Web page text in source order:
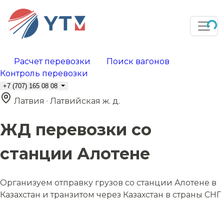
Расчет перевозки
Поиск вагонов
Контроль перевозки
+7 (707) 165 08 08
Латвия · Латвийская ж. д.
ЖД перевозки со
станции Алотене
Организуем отправку грузов со станции Алотене в
Казахстан и транзитом через Казахстан в страны СНГ